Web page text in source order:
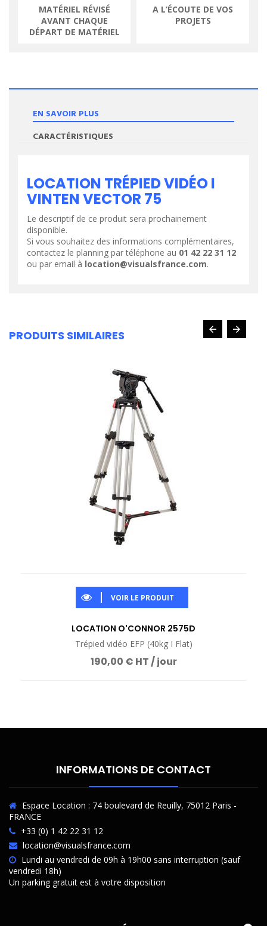
MATÉRIEL RÉVISÉ
AVANT CHAQUE
DÉPART DE MATÉRIEL
A L’ÉCOUTE DE VOS
PROJETS
EN SAVOIR PLUS
CARACTÉRISTIQUES
LOCATION TRÉPIED VIDÉO I
VINTEN VECTOR 75
Le descriptif de ce produit sera prochainement
disponible.
Si vous souhaitez des informations complémentaires,
contactez le planning par téléphone au 01 42 22 31 12
ou par email à location@visualsfrance.com.
PRODUITS SIMILAIRES
VOIR LE PRODUIT
LOCATION O'CONNOR 2575D
Trépied vidéo EFP (40kg I Flat)
190,00 € HT / jour
INFORMATIONS DE CONTACT
Espace Location : 74 boulevard de Reuilly, 75012 Paris -
FRANCE
+33 (0) 1 42 22 31 12
location@visualsfrance.com
Lundi au vendredi de 09h à 19h00 sans interruption (sauf
vendredi 18h)
Un parking gratuit est à votre disposition